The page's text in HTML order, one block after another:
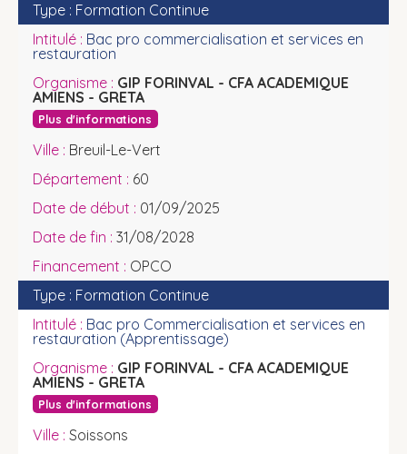
Formation Continue
Bac pro commercialisation et services en
restauration
GIP FORINVAL - CFA ACADEMIQUE
AMIENS - GRETA
Plus d'informations
Breuil-Le-Vert
60
01/09/2025
31/08/2028
OPCO
Formation Continue
Bac pro Commercialisation et services en
restauration (Apprentissage)
GIP FORINVAL - CFA ACADEMIQUE
AMIENS - GRETA
Plus d'informations
Soissons